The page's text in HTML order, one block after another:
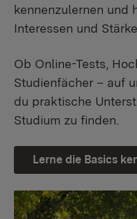
kennenzulernen und
Interessen und
Ob Online-Tests,
Studienfächer – auf
du praktische
Studium zu finden.
Lerne die Basics